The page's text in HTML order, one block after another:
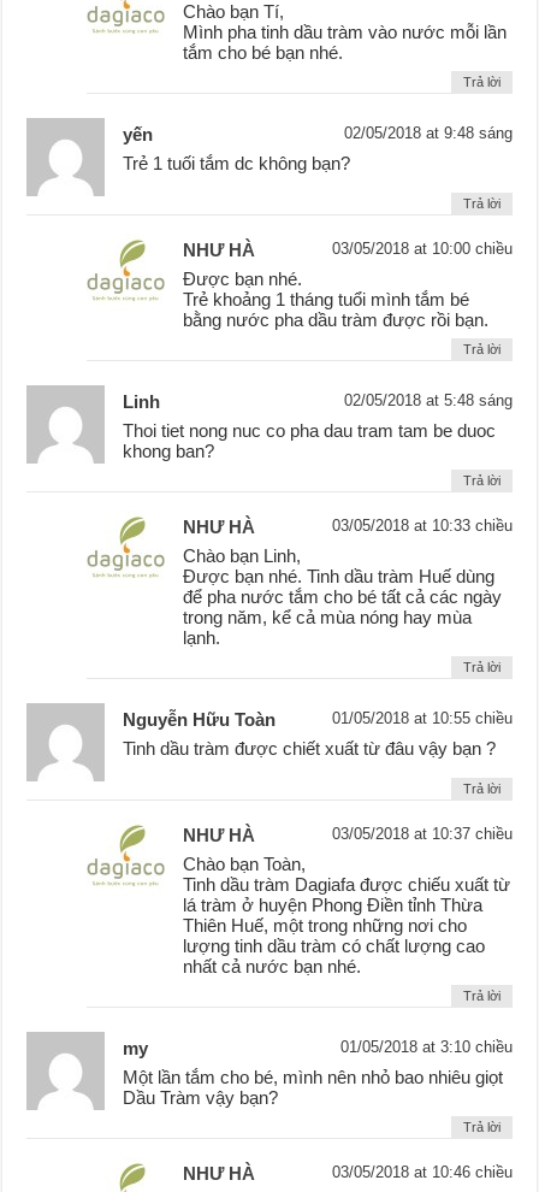
Chào bạn Tí,
Mình pha tinh dầu tràm vào nước mỗi lần
tắm cho bé bạn nhé.
Trả lời
yến 02/05/2018 at 9:48 sáng
Trẻ 1 tuối tắm dc không bạn?
Trả lời
NHƯ HÀ 03/05/2018 at 10:00 chiều
Được bạn nhé.
Trẻ khoảng 1 tháng tuổi mình tắm bé
bằng nước pha dầu tràm được rồi bạn.
Trả lời
Linh 02/05/2018 at 5:48 sáng
Thoi tiet nong nuc co pha dau tram tam be duoc
khong ban?
Trả lời
NHƯ HÀ 03/05/2018 at 10:33 chiều
Chào bạn Linh,
Được bạn nhé. Tinh dầu tràm Huế dùng
để pha nước tắm cho bé tất cả các ngày
trong năm, kể cả mùa nóng hay mùa
lạnh.
Trả lời
Nguyễn Hữu Toàn 01/05/2018 at 10:55 chiều
Tinh dầu tràm được chiết xuất từ đâu vậy bạn ?
Trả lời
NHƯ HÀ 03/05/2018 at 10:37 chiều
Chào bạn Toàn,
Tinh dầu tràm Dagiafa được chiếu xuất từ
lá tràm ở huyện Phong Điền tỉnh Thừa
Thiên Huế, một trong những nơi cho
lượng tinh dầu tràm có chất lượng cao
nhất cả nước bạn nhé.
Trả lời
my 01/05/2018 at 3:10 chiều
Một lần tắm cho bé, mình nên nhỏ bao nhiêu giọt
Dầu Tràm vậy bạn?
Trả lời
NHƯ HÀ 03/05/2018 at 10:46 chiều